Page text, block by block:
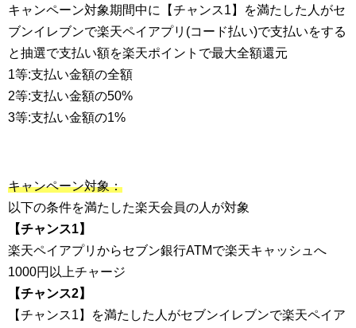
キャンペーン対象期間中に【チャンス1】を満たした人がセ
ブンイレブンで楽天ペイアプリ(コード払い)で支払いをする
と抽選で支払い額を楽天ポイントで最大全額還元
1等:支払い金額の全額
2等:支払い金額の50%
3等:支払い金額の1%
キャンペーン対象：
以下の条件を満たした楽天会員の人が対象
【チャンス1】
楽天ペイアプリからセブン銀行ATMで楽天キャッシュへ
1000円以上チャージ
【チャンス2】
【チャンス1】を満たした人がセブンイレブンで楽天ペイア